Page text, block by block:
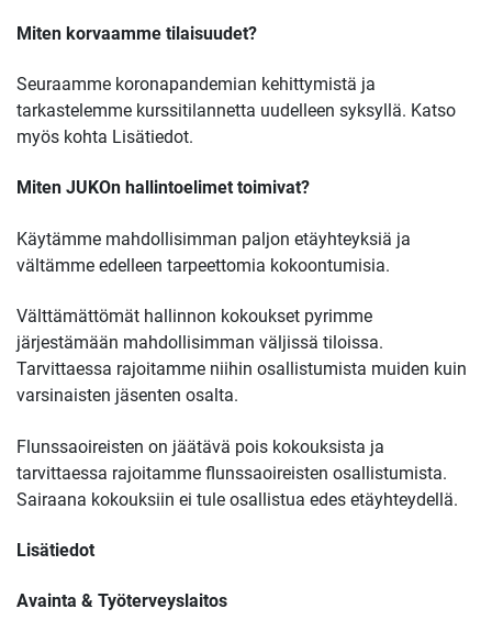
Miten korvaamme tilaisuudet?
Seuraamme koronapandemian kehittymistä ja
tarkastelemme kurssitilannetta uudelleen syksyllä. Katso
myös kohta Lisätiedot.
Miten JUKOn hallintoelimet toimivat?
Käytämme mahdollisimman paljon etäyhteyksiä ja
vältämme edelleen tarpeettomia kokoontumisia.
Välttämättömät hallinnon kokoukset pyrimme
järjestämään mahdollisimman väljissä tiloissa.
Tarvittaessa rajoitamme niihin osallistumista muiden kuin
varsinaisten jäsenten osalta.
Flunssaoireisten on jäätävä pois kokouksista ja
tarvittaessa rajoitamme flunssaoireisten osallistumista.
Sairaana kokouksiin ei tule osallistua edes etäyhteydellä.
Lisätiedot
Avainta & Työterveyslaitos